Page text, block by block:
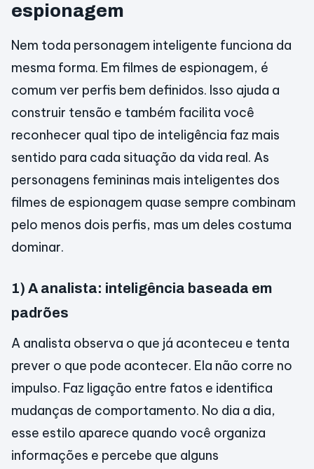
espionagem
Nem toda personagem inteligente funciona da
mesma forma. Em filmes de espionagem, é
comum ver perfis bem definidos. Isso ajuda a
construir tensão e também facilita você
reconhecer qual tipo de inteligência faz mais
sentido para cada situação da vida real. As
personagens femininas mais inteligentes dos
filmes de espionagem quase sempre combinam
pelo menos dois perfis, mas um deles costuma
dominar.
1) A analista: inteligência baseada em
padrões
A analista observa o que já aconteceu e tenta
prever o que pode acontecer. Ela não corre no
impulso. Faz ligação entre fatos e identifica
mudanças de comportamento. No dia a dia,
esse estilo aparece quando você organiza
informações e percebe que alguns